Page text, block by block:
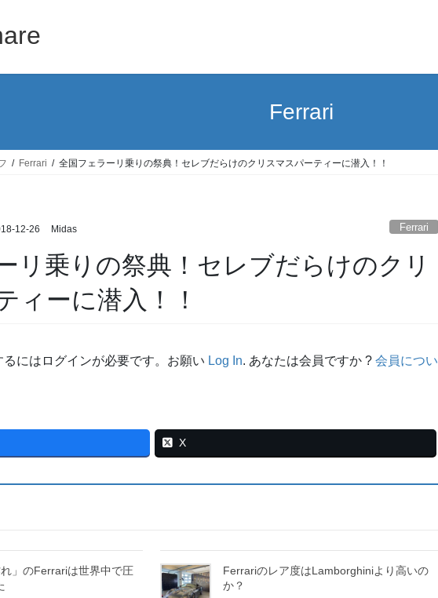
Ferrari
Ferrari 全国フェラーリ乗りの祭典！セレブだらけのクリスマスパーティーに潜入！！
12-26 Midas Ferrari
リ乗りの祭典！セレブだらけのクリ
ィーに潜入！！
にはログインが必要です。お願い Log In. あなたは会員ですか ? 会員につい
X
れ」のFerrariは世界中で圧
Ferrariのレア度はLamborghiniより高いの
か？